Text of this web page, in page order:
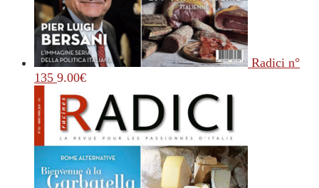
Radici n°
135 9.00€